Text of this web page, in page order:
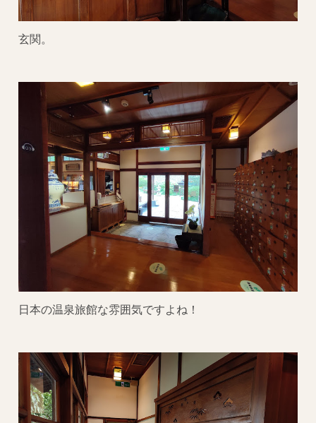
玄関。
日本の温泉旅館な雰囲気ですよね！